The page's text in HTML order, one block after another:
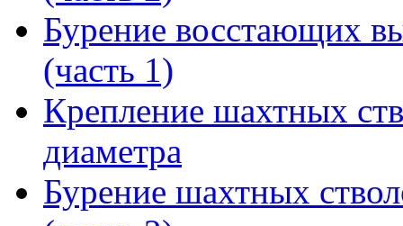
Бурение восстающих
(часть 1)
Крепление шахтных
диаметра
Бурение шахтных